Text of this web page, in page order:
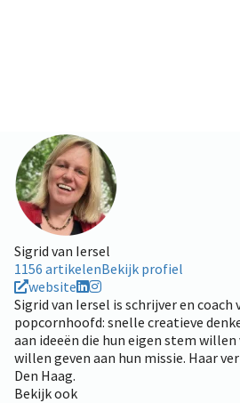
Sigrid van Iersel
1156 artikelenBekijk profiel
website
Sigrid van Iersel is schrijver en
popcornhoofd: snelle creatieve
aan ideeën die hun eigen stem
willen geven aan hun missie. Haar
Den Haag.
Bekijk ook